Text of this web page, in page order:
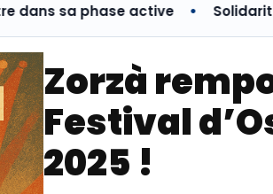
sa phase active Solidarité
Zorzà
Festival
2025 !